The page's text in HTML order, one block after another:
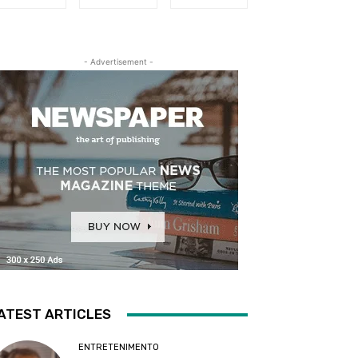
- Advertisement -
ARTICLES
ENTRETENIMENTO